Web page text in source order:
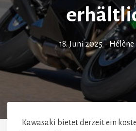
18. Juni 2025 •
Kawasaki bietet derzeit ein